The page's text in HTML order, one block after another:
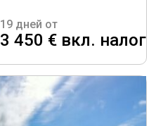
19 дней от
3 450 € вкл. налог